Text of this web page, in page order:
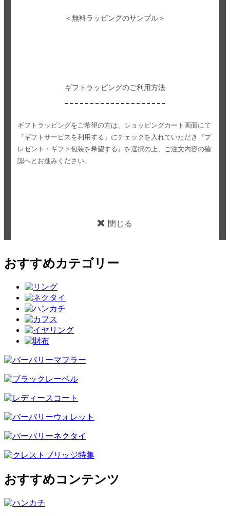
＜無料ラッピングのサンプル＞
ギフトラッピングのご利用方法
ギフトラッピングをご希望の方は、ショッピングカート画面にて
『ギフトサービスを利用する』にチェックを入れていただき
『プ
レゼント・ギフト包装を希望する』を選択の上、ご注文内容の確
認へとお進みください。
閉じる
おすすめカテゴリー
おすすめコンテンツ